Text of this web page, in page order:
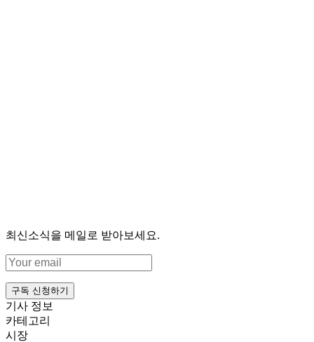
최신소식을 메일로 받아보세요.
구독 신청하기
기사 정보
카테고리
시장